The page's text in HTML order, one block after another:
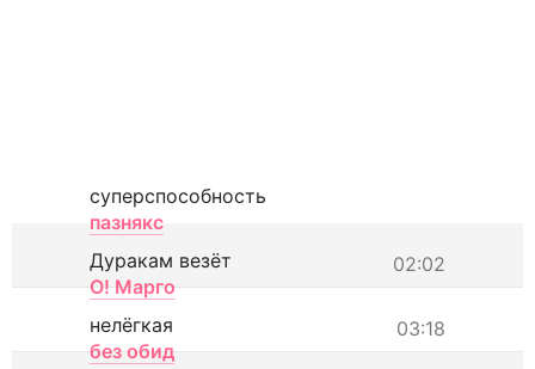
суперспособность
пазнякс
02:02
Дуракам везёт
О! Марго
03:18
нелёгкая
без обид